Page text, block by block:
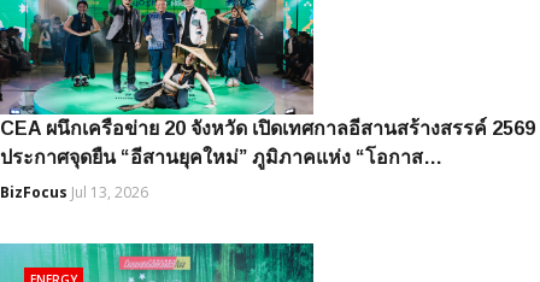
CEA ผนึกเครือข่าย 20 จังหวัด เปิดเทศกาลอีสานสร้างสรรค์ 2569
ประกาศจุดยืน “อีสานยุคใหม่” ภูมิภาคแห่ง “โอกาส…
BizFocus Jul 13, 2026